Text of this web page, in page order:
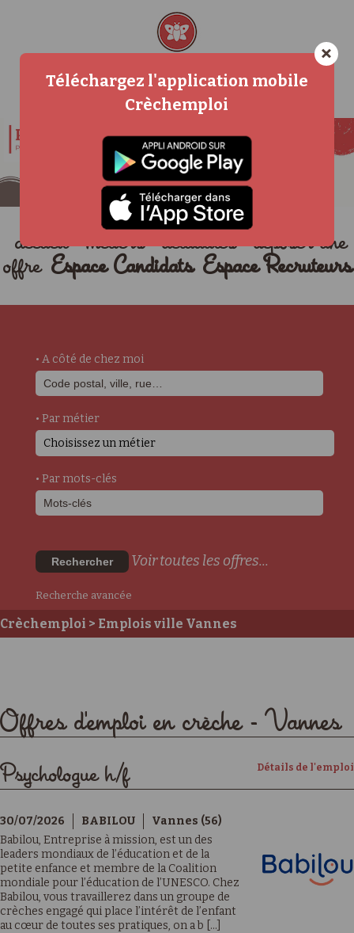
accueil métiers actualités
déposer une
offre Espace Candidats Espace Recruteurs
• A côté de chez moi
• Par métier
Choisissez un métier
• Par mots-clés
Rechercher Voir toutes les offres...
Recherche avancée
Crèchemploi > Emplois ville Vannes
Offres d'emploi en crèche - Vannes
Détails de l'emploi
Psychologue h/f
30/07/2026 BABILOU
Vannes (56)
Babilou, Entreprise à mission, est un des
leaders mondiaux de l’éducation et de la
petite enfance et membre de la Coalition
mondiale pour l’éducation de l’UNESCO. Chez
Babilou, vous travaillerez dans un groupe de
crèches engagé qui place l’intérêt de l’enfant
au cœur de toutes ses pratiques, on a b [...]
×
Téléchargez l'application mobile
Crèchemploi